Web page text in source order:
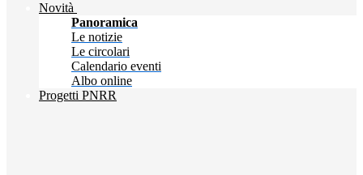
Novità
Panoramica
Le notizie
Le circolari
Calendario eventi
Albo online
Progetti PNRR